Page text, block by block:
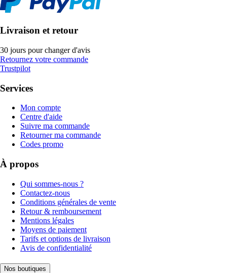
Livraison et retour
30 jours pour changer d'avis
Retournez votre commande
Trustpilot
Services
Mon compte
Centre d'aide
Suivre ma commande
Retourner ma commande
Codes promo
À propos
Qui sommes-nous ?
Contactez-nous
Conditions générales de vente
Retour & remboursement
Mentions légales
Moyens de paiement
Tarifs et options de livraison
Avis de confidentialité
Nos boutiques